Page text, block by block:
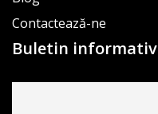
Contactează-ne
Buletin informativ